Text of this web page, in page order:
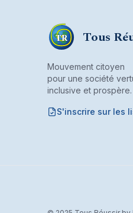
TR Tous
Mouvement citoyen
pour une société
inclusive et prospère.
S'inscrire sur les